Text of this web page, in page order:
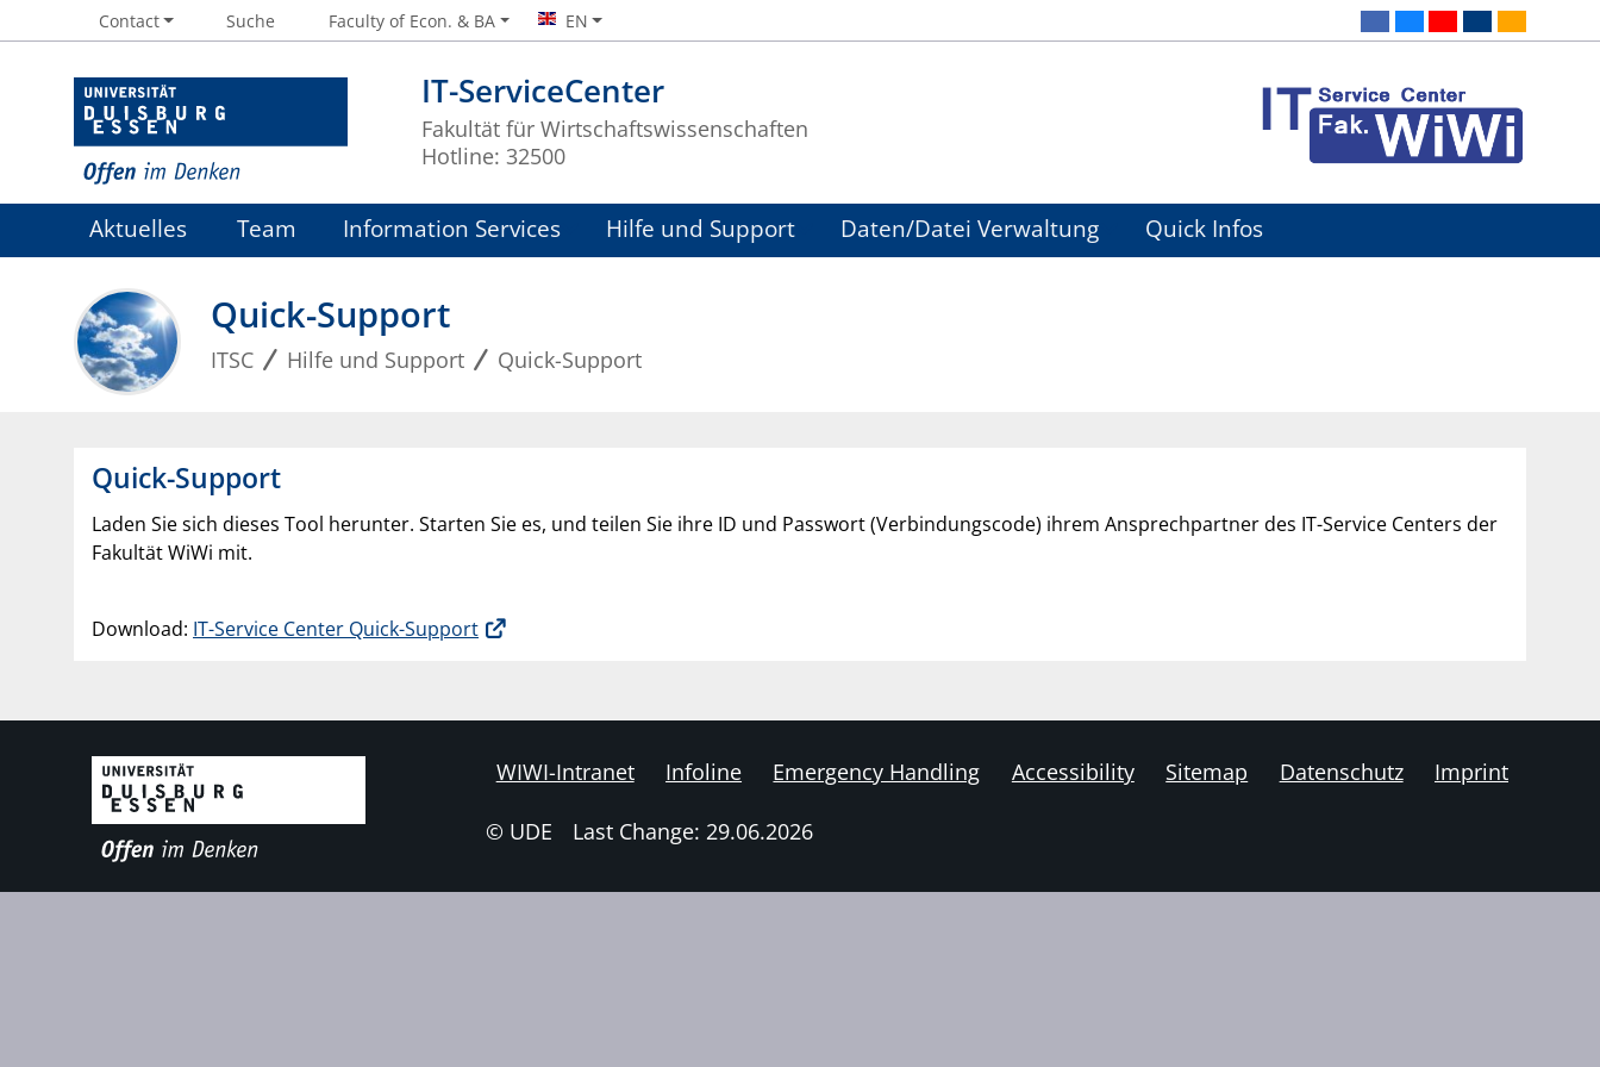
IT-ServiceCenter
Fakultät für Wirtschaftswissenschaften
Hotline: 32500
Contact Suche Faculty of Econ. & BA EN
Aktuelles Team Information Services Hilfe und Support Daten/Datei Verwaltung Quick Infos
Quick-Support
ITSC Hilfe und Support Quick-Support
Quick-Support
Laden Sie sich dieses Tool herunter. Starten Sie es, und teilen Sie ihre ID und Passwort (Verbindungscode) ihrem Ansprechpartner des IT-Service Centers der
Fakultät WiWi mit.
Download: IT-Service Center Quick-Support
WIWI-Intranet Infoline Emergency Handling Accessibility Sitemap Datenschutz Imprint
© UDE Last Change: 29.06.2026